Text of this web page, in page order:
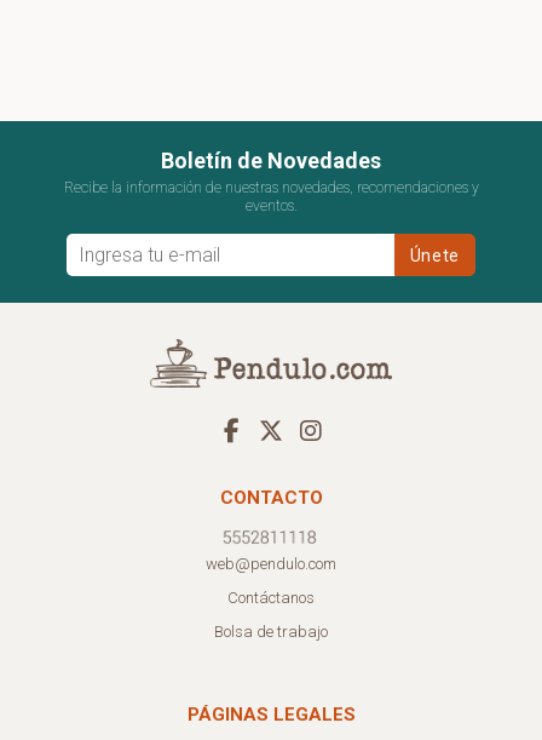
Boletín de Novedades
Recibe la información de nuestras novedades, recomendaciones y
eventos.
CONTACTO
web@pendulo.com
Contáctanos
Bolsa de trabajo
PÁGINAS LEGALES